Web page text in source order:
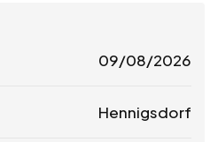
09/08/2026
Hennigsdorf